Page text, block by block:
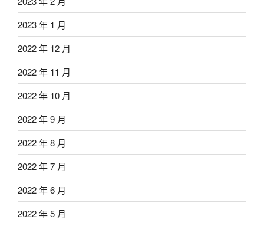
2023 年 1 月
2022 年 12 月
2022 年 11 月
2022 年 10 月
2022 年 9 月
2022 年 8 月
2022 年 7 月
2022 年 6 月
2022 年 5 月